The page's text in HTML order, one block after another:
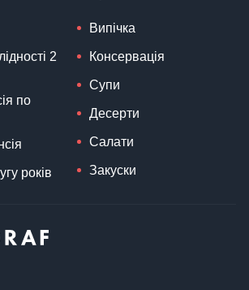
2
по
років
Випічка
Консервація
Супи
Десерти
Салати
Закуски